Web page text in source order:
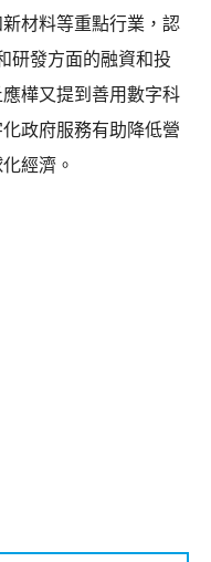
材料等重點行業，認
研發方面的融資和投
樺又提到善用數字科
政府服務有助降低營
經濟。